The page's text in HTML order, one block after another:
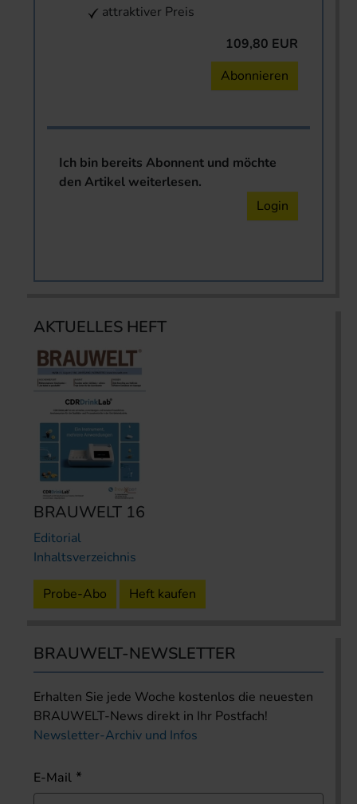
attraktiver Preis
109,80 EUR
Abonnieren
Ich bin bereits Abonnent und möchte
den Artikel weiterlesen.
Login
AKTUELLES HEFT
BRAUWELT 16
Editorial
Inhaltsverzeichnis
Probe-Abo Heft kaufen
BRAUWELT-NEWSLETTER
Erhalten Sie jede Woche kostenlos die neuesten
BRAUWELT-News direkt in Ihr Postfach!
Newsletter-Archiv und Infos
E-Mail